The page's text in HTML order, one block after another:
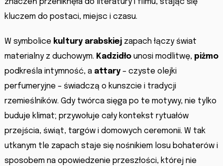
znaczeń przeniknęła do literatury i filmu, stając się
kluczem do postaci, miejsc i czasu.
W symbolice kultury arabskiejzapach łączy świat
materialny z duchowym. Kadzidłounosi modlitwę, piżmo
podkreśla intymność, a attary– czyste olejki
perfumeryjne – świadczą o kunszcie i tradycji
rzemieślników. Gdy twórca sięga po te motywy, nie tylko
buduje klimat; przywołuje cały kontekst rytuałów
przejścia, świąt, targów i domowych ceremonii. W tak
utkanym tle zapach staje się nośnikiem losu bohaterów i
sposobem na opowiedzenie przeszłości, której nie